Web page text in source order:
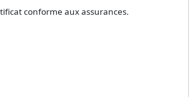
conforme aux assurances.